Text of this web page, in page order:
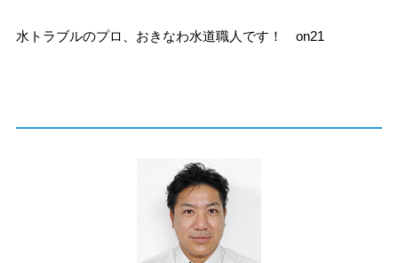
水トラブルのプロ、おきなわ水道職人です！ on21